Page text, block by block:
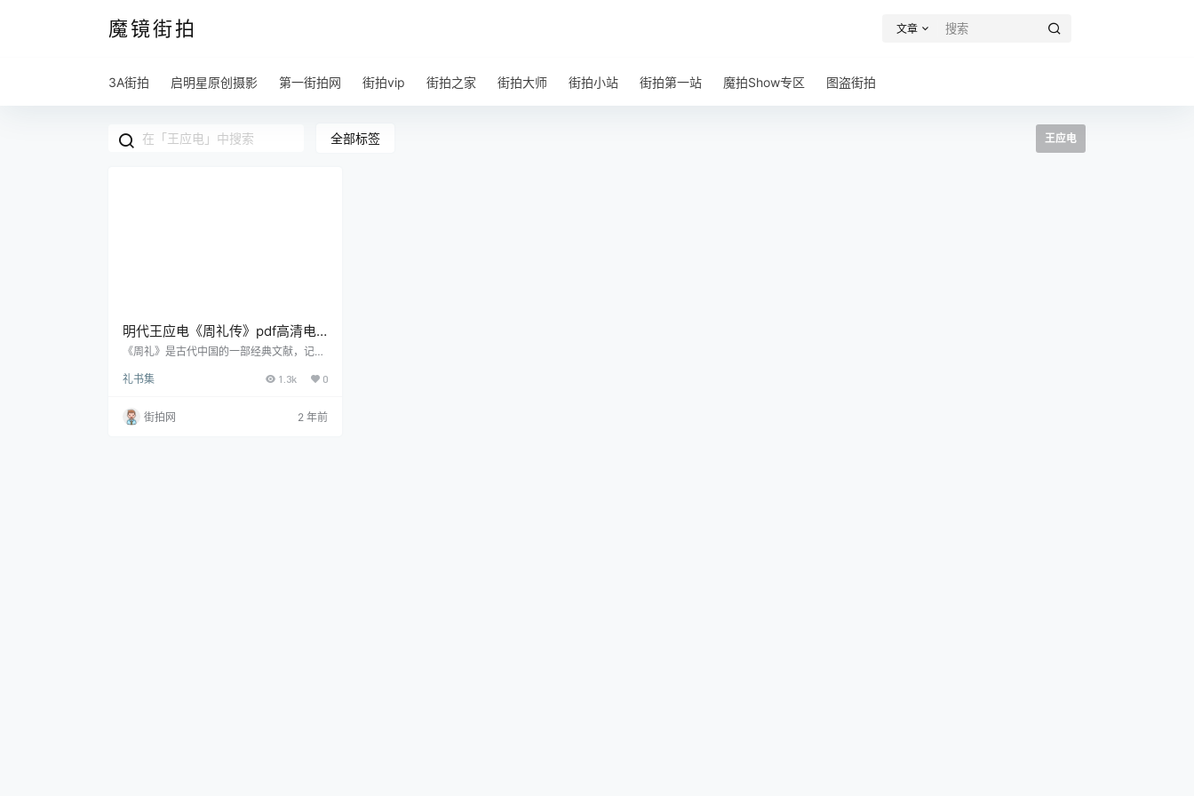
魔镜街拍 文章
3A街拍 启明星原创摄影 第一街拍网 街拍vip 街拍之家 街拍大师 街拍小站 街拍第一站 魔拍Show专区 图盗街拍
全部标签 王应电
明代王应电《周礼传》pdf高清电
子版
《周礼》是古代中国的一部经典文献，记述
奥的内容和博大的学问，吸引了后世学者的
佼者。他对《周礼》的研究既有深度，也展
现了其个人的独到见解，其中《周礼传》、
礼书集 1.3k 0
街拍网 2 年前